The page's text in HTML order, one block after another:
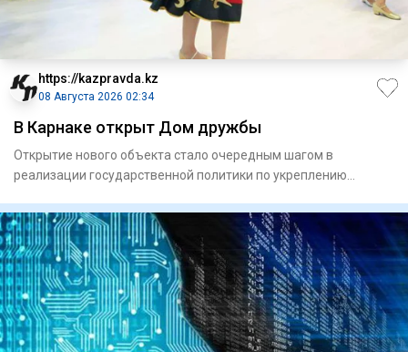
https://kazpravda.kz
08 Августа 2026 02:34
В Карнаке открыт Дом дружбы
Открытие нового объекта стало очередным шагом в
реализации государственной политики по укреп­лению